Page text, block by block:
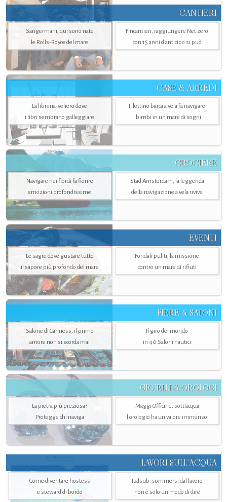
CANTIERI
Sangermani, qui sono nate
le Rolls-Royce del mare
Fincantieri, raggiungere Net zero
con 15 anni d'anticipo si può
CASE & ARREDI
La libreria-veliero dove
i libri sembrano galleggiare
Il lettino barca a vela fa navigare
i bimbi in un mare di sogni
CROCIERE
Navigare nei fiordi fa fiorire
emozioni profondissime
Stad Amsterdam, la leggenda
della navigazione a vela rivive
EVENTI
Le sagre dove gustare tutto
il sapore più profondo del mare
Fondali puliti, la missione
contro un mare di rifiuti
FIERE & SALONI
Salone di Canness, il primo
amore non si scorda mai
Il giro del mondo
in 40 Saloni nautici
GIOIELLI & OROLOGI
La pietra più preziosa?
Protegge chi naviga
Maggi Officine, sott’acqua
l'orologio ha un valore immenso
LAVORI SULL’ACQUA
Come diventare hostess
e steward di bordo
Italsub: sommersi dal lavoro
non è solo un modo di dire